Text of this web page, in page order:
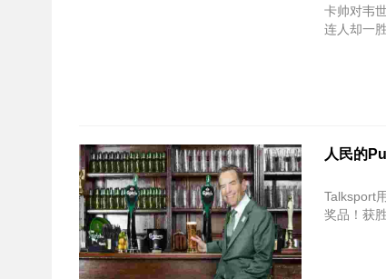
卡帅对韦
连人却一
人民的
Talksport
奖品！获